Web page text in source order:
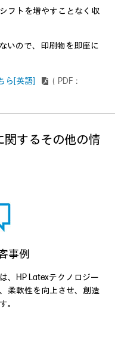
フトを増やすことなく収
いので、印刷物を即座に
ら[英語]
（PDF：
関するその他の情
事例
、HP Latexテクノロジー
柔軟性を向上させ、創造
。